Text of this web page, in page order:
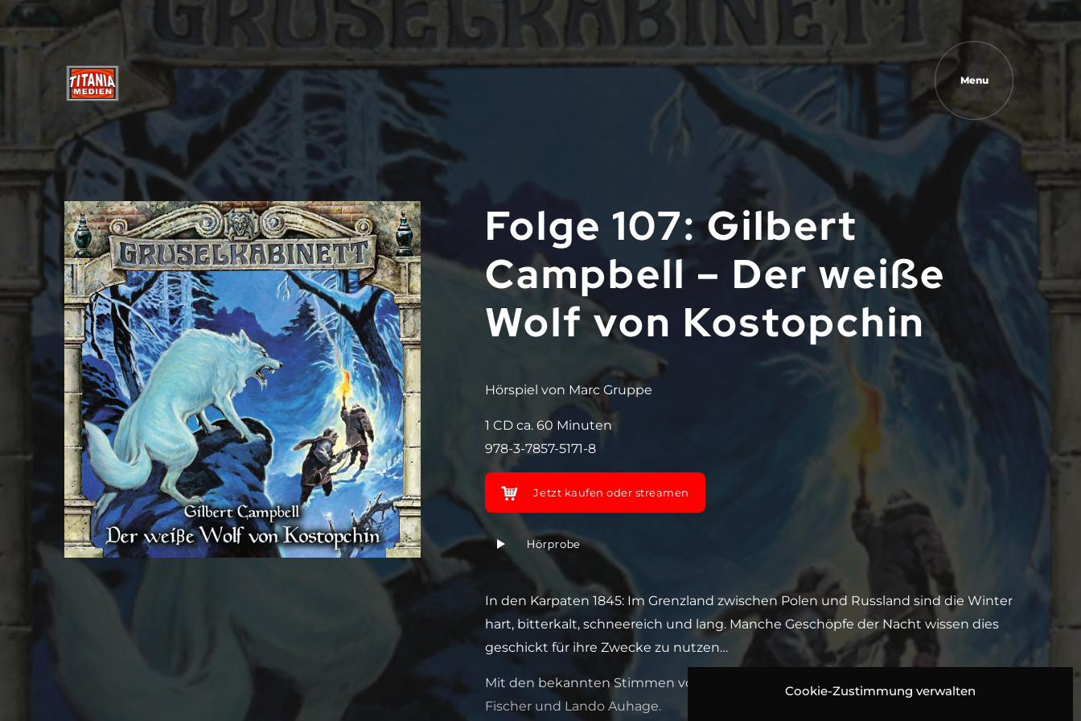
Cookie-Zustimmung verwalten
Menu
Folge 107: Gilbert
Campbell – Der weiße
Wolf von Kostopchin
Hörspiel von Marc Gruppe
1 CD ca. 60 Minuten
978-3-7857-5171-8
Jetzt kaufen oder streamen
Hörprobe
In den Karpaten 1845: Im Grenzland zwischen Polen und Russland sind die Winter
hart, bitterkalt, schneereich und lang. Manche Geschöpfe der Nacht wissen dies
geschickt für ihre Zwecke zu nutzen…
Mit den bekannten Stimmen von Anja Kruse, Pascal Breuer, Hans Bayer, Clara
Fischer und Lando Auhage.